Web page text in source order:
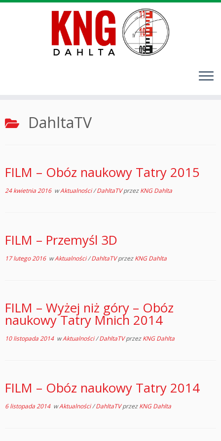
do
DahltaTV
FILM – Obóz naukowy Tatry 2015
24 kwietnia 2016wAktualności/DahltaTVprzezKNG Dahlta
FILM – Przemyśl 3D
17 lutego 2016wAktualności/DahltaTVprzezKNG Dahlta
FILM – Wyżej niż góry – Obóz
naukowy Tatry Mnich 2014
10 listopada 2014wAktualności/DahltaTVprzezKNG Dahlta
FILM – Obóz naukowy Tatry 2014
6 listopada 2014wAktualności/DahltaTVprzezKNG Dahlta